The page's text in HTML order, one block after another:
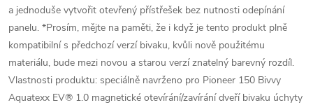
a jednoduše vytvořit otevřený přístřešek bez nutnosti odepínání
panelu. *Prosím, mějte na paměti, že i když je tento produkt plně
kompatibilní s předchozí verzí bivaku, kvůli nově použitému
materiálu, bude mezi novou a starou verzí znatelný barevný rozdíl.
Vlastnosti produktu: speciálně navrženo pro Pioneer 150 Bivvy
Aquatexx EV® 1.0 magnetické otevírání/zavírání dveří bivaku úchyty